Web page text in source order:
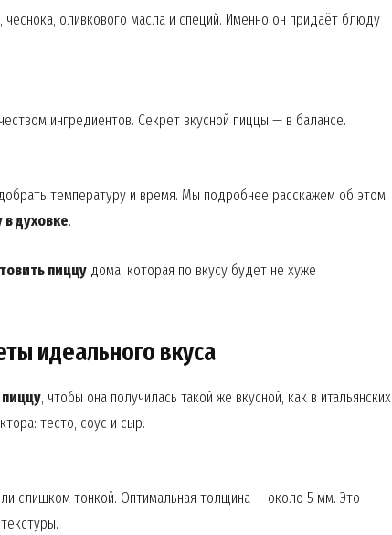
чеснока, оливкового масла и специй. Именно он придаёт блюду
ингредиентов. Секрет вкусной пиццы — в балансе.
температуру и время. Мы подробнее расскажем об этом
в духовке.
пиццу дома, которая по вкусу будет не хуже
идеального вкуса
пиццу, чтобы она получилась такой же вкусной, как в итальянских
тесто, соус и сыр.
слишком тонкой. Оптимальная толщина — около 5 мм. Это